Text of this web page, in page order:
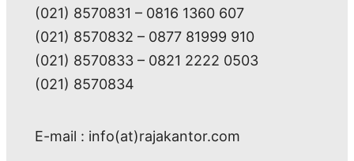
(021) 8570831 – 0816 1360 607
(021) 8570832 – 0877 81999 910
(021) 8570833 – 0821 2222 0503
(021) 8570834
E-mail : info(at)rajakantor.com